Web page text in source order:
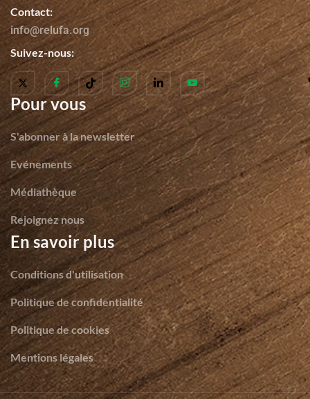
Contact:
info@relufa.org
Suivez-nous:
Pour vous
S'abonner à la newsletter
Evénements
Médiathèque
Rejoignez nous
En savoir plus
Conditions d'utilisation
Politique de confidentialité
Politique de cookies
Mentions légales